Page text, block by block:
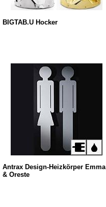
BIGTAB.U Hocker
Antrax Design-Heizkörper Emma
& Oreste